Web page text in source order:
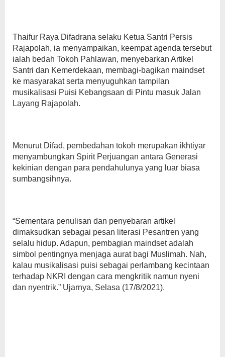
Thaifur Raya Difadrana selaku Ketua Santri Persis
Rajapolah, ia menyampaikan, keempat agenda tersebut
ialah bedah Tokoh Pahlawan, menyebarkan Artikel
Santri dan Kemerdekaan, membagi-bagikan maindset
ke masyarakat serta menyuguhkan tampilan
musikalisasi Puisi Kebangsaan di Pintu masuk Jalan
Layang Rajapolah.
Menurut Difad, pembedahan tokoh merupakan ikhtiyar
menyambungkan Spirit Perjuangan antara Generasi
kekinian dengan para pendahulunya yang luar biasa
sumbangsihnya.
“Sementara penulisan dan penyebaran artikel
dimaksudkan sebagai pesan literasi Pesantren yang
selalu hidup. Adapun, pembagian maindset adalah
simbol pentingnya menjaga aurat bagi Muslimah. Nah,
kalau musikalisasi puisi sebagai perlambang kecintaan
terhadap NKRI dengan cara mengkritik namun nyeni
dan nyentrik.” Ujarnya, Selasa (17/8/2021).